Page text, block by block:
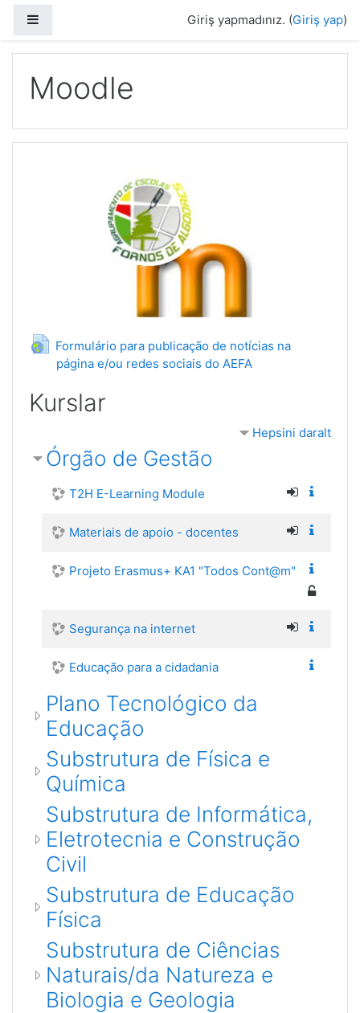
Giriş yapmadınız. (Giriş yap)
Moodle
Formulário para publicação de notícias na
página e/ou redes sociais do AEFA
URL
Kurslar
Hepsini daralt
Órgão de Gestão
T2H E-Learning Module
Materiais de apoio - docentes
Projeto Erasmus+ KA1 "Todos Cont@m"
Segurança na internet
Educação para a cidadania
Plano Tecnológico da
Educação
Substrutura de Fí­sica e
Química
Substrutura de Informática,
Eletrotecnia e Construção
Civil
Substrutura de Educação
Fí­sica
Substrutura de Ciências
Naturais/da Natureza e
Biologia e Geologia